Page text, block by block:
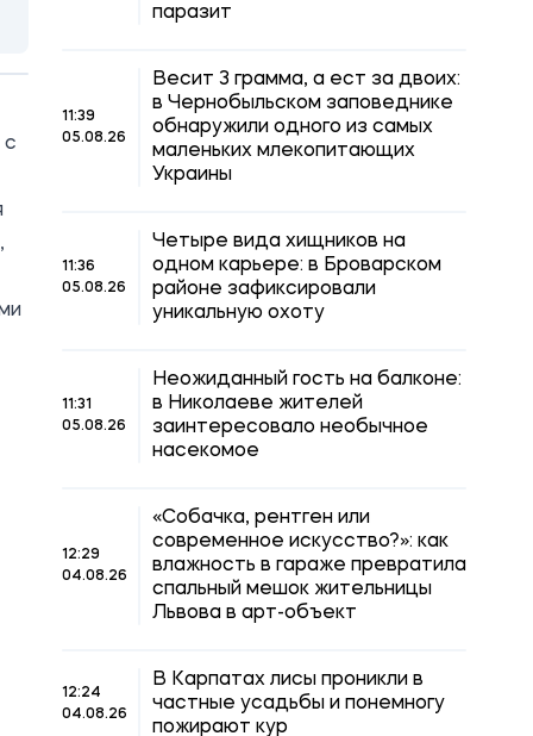
с
паразит
11:39
05.08.26
Весит 3 грамма, а ест за двоих:
в Чернобыльском заповеднике
обнаружили одного из самых
маленьких млекопитающих
Украины
11:36
05.08.26
Четыре вида хищников на
одном карьере: в Броварском
районе зафиксировали
уникальную охоту
11:31
05.08.26
Неожиданный гость на балконе:
в Николаеве жителей
заинтересовало необычное
насекомое
12:29
04.08.26
«Собачка, рентген или
современное искусство?»: как
влажность в гараже превратила
спальный мешок жительницы
Львова в арт-объект
12:24
04.08.26
В Карпатах лисы проникли в
частные усадьбы и понемногу
пожирают кур